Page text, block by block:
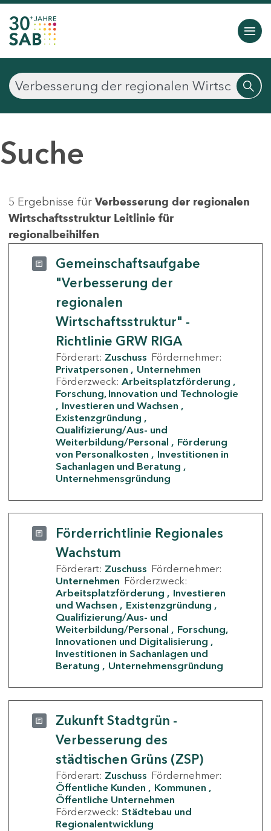
Suche
5 Ergebnisse für Verbesserung der regionalen
Wirtschaftsstruktur Leitlinie für
regionalbeihilfen
Gemeinschaftsaufgabe
"Verbesserung der
regionalen
Wirtschaftsstruktur" -
Richtlinie GRW RIGA
Förderart: Zuschuss Fördernehmer:
Privatpersonen
Unternehmen
Förderzweck: Arbeitsplatzförderung
Forschung, Innovation und Technologie
Investieren und Wachsen
Existenzgründung
Qualifizierung/Aus- und
Weiterbildung/Personal
Förderung
von Personalkosten
Investitionen in
Sachanlagen und Beratung
Unternehmensgründung
Förderrichtlinie Regionales
Wachstum
Förderart: Zuschuss Fördernehmer:
Unternehmen Förderzweck:
Arbeitsplatzförderung
Investieren
und Wachsen
Existenzgründung
Qualifizierung/Aus- und
Weiterbildung/Personal
Forschung,
Innovationen und Digitalisierung
Investitionen in Sachanlagen und
Beratung
Unternehmensgründung
Zukunft Stadtgrün -
Verbesserung des
städtischen Grüns (ZSP)
Förderart: Zuschuss Fördernehmer:
Öffentliche Kunden
Kommunen
Öffentliche Unternehmen
Förderzweck: Städtebau und
Regionalentwicklung